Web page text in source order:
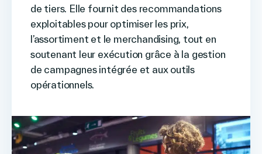
de tiers. Elle fournit des recommandations
exploitables pour optimiser les prix,
l’assortiment et le merchandising, tout en
soutenant leur exécution grâce à la gestion
de campagnes intégrée et aux outils
opérationnels.